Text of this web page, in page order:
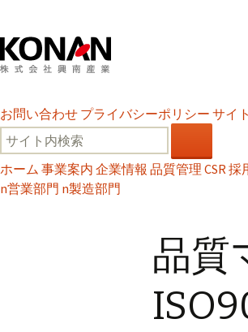
お問い合わせ プライバシーポリシー サイ
ホーム 事業案内 企業情報 品質管理 CSR採
n営業部門 n製造部門
品質